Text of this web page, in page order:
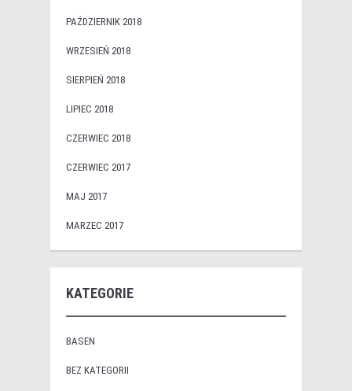
PAŹDZIERNIK 2018
WRZESIEŃ 2018
SIERPIEŃ 2018
LIPIEC 2018
CZERWIEC 2018
CZERWIEC 2017
MAJ 2017
MARZEC 2017
KATEGORIE
BASEN
BEZ KATEGORII